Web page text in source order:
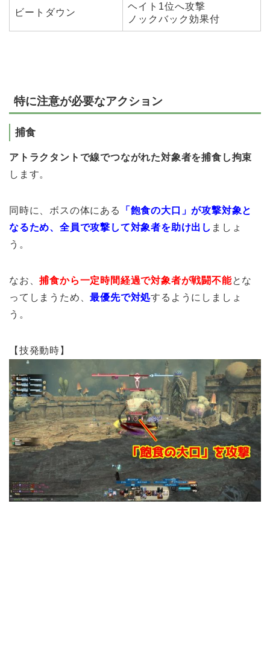
ビートダウン
ヘイト1位へ攻撃
ノックバック効果付
特に注意が必要なアクション
捕食
アトラクタントで線でつながれた対象者を捕食し拘束
します。
同時に、ボスの体にある
「飽食の大口」が攻撃対象と
なるため、全員で攻撃して対象者を助け出し ましょ
う。
なお、捕食から一定時間経過で対象者が戦闘不能とな
ってしまうため、最優先で対処するようにしましょ
う。
【技発動時】